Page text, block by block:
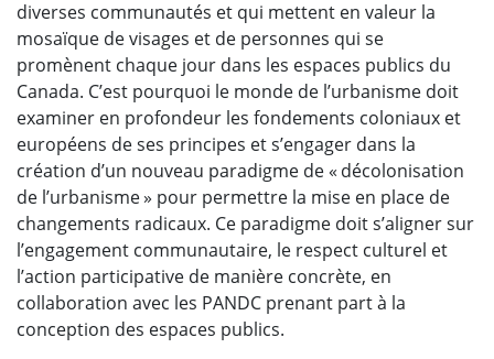
diverses communautés et qui mettent en valeur la
mosaïque de visages et de personnes qui se
promènent chaque jour dans les espaces publics du
Canada. C’est pourquoi le monde de l’urbanisme doit
examiner en profondeur les fondements coloniaux et
européens de ses principes et s’engager dans la
création d’un nouveau paradigme de « décolonisation
de l’urbanisme » pour permettre la mise en place de
changements radicaux. Ce paradigme doit s’aligner sur
l’engagement communautaire, le respect culturel et
l’action participative de manière concrète, en
collaboration avec les PANDC prenant part à la
conception des espaces publics.